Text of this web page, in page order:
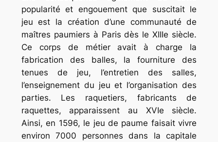
popularité et engouement que suscitait le
jeu est la création d’une communauté de
maîtres paumiers à Paris dès le XIIIe siècle.
Ce corps de métier avait à charge la
fabrication des balles, la fourniture des
tenues de jeu, l’entretien des salles,
l’enseignement du jeu et l’organisation des
parties. Les raquetiers, fabricants de
raquettes, apparaissent au XVIe siècle.
Ainsi, en 1596, le jeu de paume faisait vivre
environ 7000 personnes dans la capitale